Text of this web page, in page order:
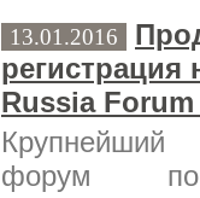
13.01.2016
регистрация
Russia Forum
Крупнейший
форум по